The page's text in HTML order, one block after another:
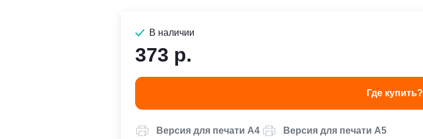
В наличии
373 р.
Где купить?
Версия для печати А4 Версия для печати А5